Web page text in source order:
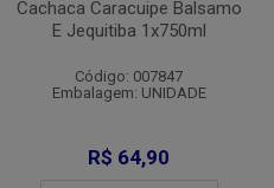
Cachaca Caracuipe Balsamo
E Jequitiba 1x750ml
Código: 007847
Embalagem: UNIDADE
R$ 64,90